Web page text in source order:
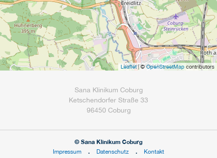
Leaflet| ©OpenStreetMap contributors
Sana Klinikum Coburg
Ketschendorfer Straße 33
96450 Coburg
© Sana Klinikum Coburg
Impressum
Datenschutz Kontakt